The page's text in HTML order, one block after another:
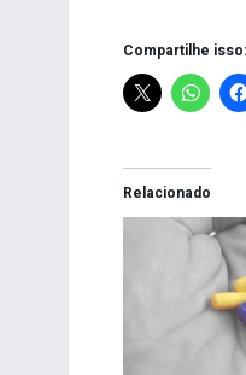
Compartilhe isso:
Relacionado